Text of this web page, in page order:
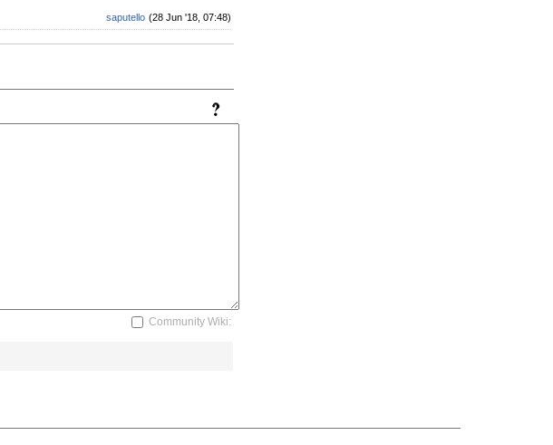
(28 Jun '18, 07:48)
saputello
Community Wiki: